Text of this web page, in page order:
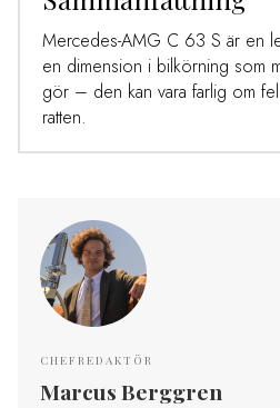
Mercedes-AMG C 63 S är en
en dimension i bilkörning som
gör – den kan vara farlig om
ratten.
CHEFREDAKTÖR
Marcus Berggren